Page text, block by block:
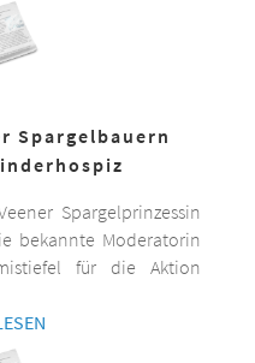
Spargelbauern
Spargelprinzessin
bekannte Moderatorin
für die Aktion